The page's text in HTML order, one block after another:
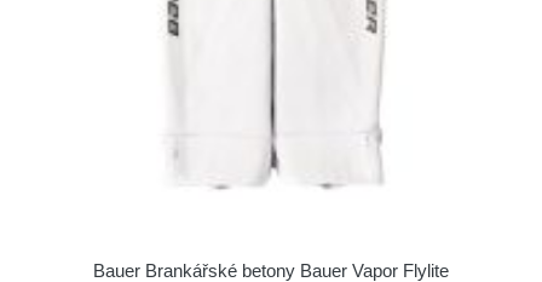
Bauer Brankářské betony Bauer Vapor Flylite